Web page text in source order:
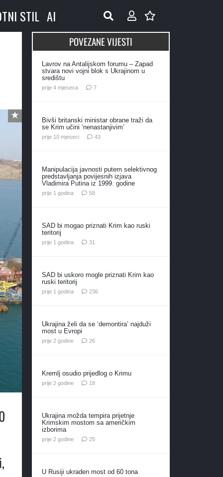
STIL AI
POVEZANE VIJESTI
Lavrov na Antalijskom forumu – Zapad
stvara novi vojni blok s Ukrajinom u
središtu
prije 4 mjeseca 7komentara
Bivši britanski ministar obrane traži da
se Krim učini ‘nenastanjivim’
prije 10 mjeseci 43komentara
Manipulacija javnosti putem selektivnog
predstavljanja povijesnih izjava
Vladimira Putina iz 1999. godine
prije 1 godina 58komentara
SAD bi mogao priznati Krim kao ruski
teritorij
prije 1 godina 31
SAD bi uskoro mogle priznati Krim kao
ruski teritorij
prije 1 godina 236komentara
Ukrajina želi da se ‘demontira’ najduži
most u Evropi
prije 2 godine 26komentara
Kremlj osudio prijedlog o Krimu
prije 2 godine 18komentara
Ukrajina možda tempira prijetnje
Krimskim mostom sa američkim
izborima
prije 2 godine 25komentara
U Rusiji ukraden most od 60 tona